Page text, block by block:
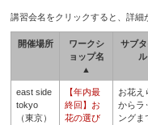
講習会名をクリックすると、詳細
開催場所
ワークシ
ョップ名
▲
サブタ
ル
east side
tokyo
（東京）
【年内最
終回】お
花の選び
お花え
からラ
ングま